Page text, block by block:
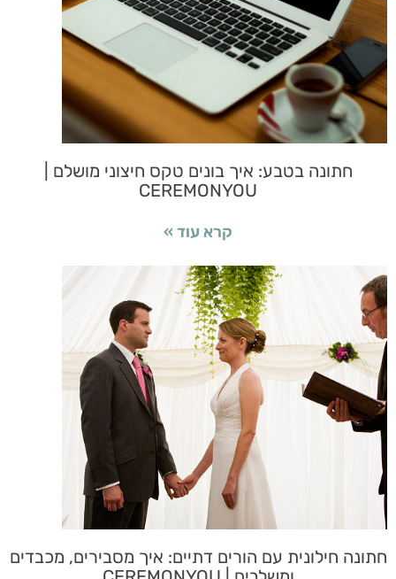
חתונה בטבע: איך בונים טקס חיצוני מושלם |
CEREMONYOU
קרא עוד »
חתונה חילונית עם הורים דתיים: איך מסבירים, מכבדים